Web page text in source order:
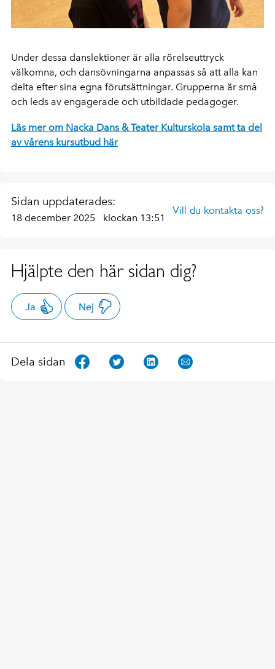
Under dessa danslektioner är alla rörelseuttryck
välkomna, och dansövningarna anpassas så att alla kan
delta efter sina egna förutsättningar. Grupperna är små
och leds av engagerade och utbildade pedagoger.
Läs mer om Nacka Dans & Teater Kulturskola samt ta del
av vårens kursutbud här
Sidan uppdaterades:
18 december 2025 klockan 13:51
Vill du kontakta oss?
Hjälpte den här sidan dig?
Ja Nej
Dela sidan